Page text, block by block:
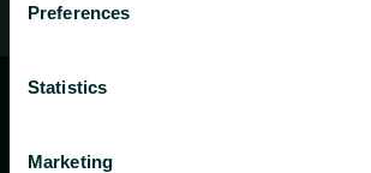
Preferences
Statistics
Marketing
Vanliga frågor